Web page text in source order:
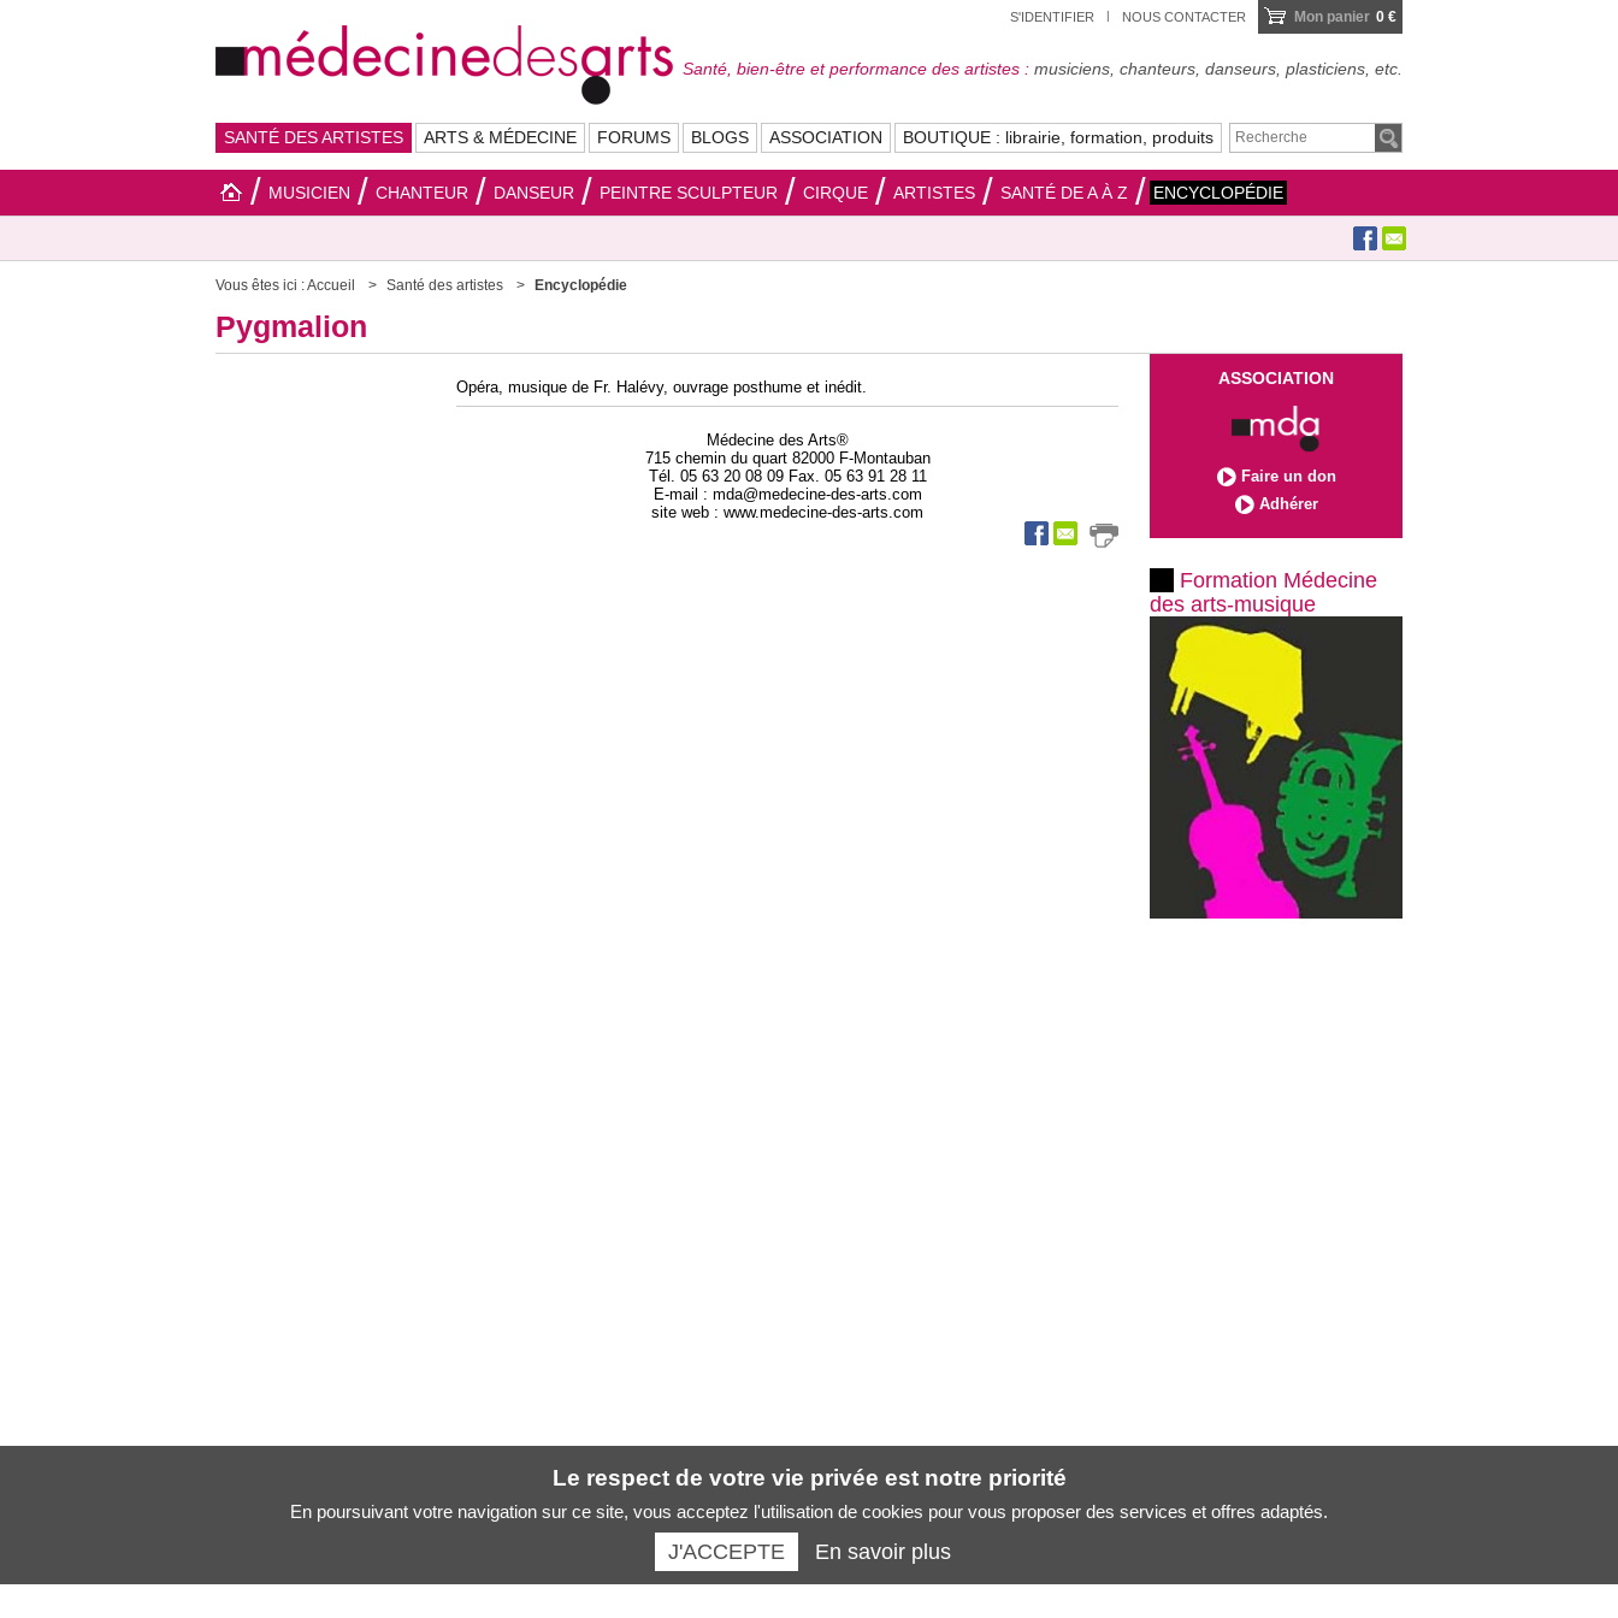
S'IDENTIFIER NOUS CONTACTER Mon panier 0 €
Santé, bien-être et performance des artistes : musiciens, chanteurs, danseurs, plasticiens, etc.
SANTÉ DES ARTISTES ARTS & MÉDECINE FORUMS BLOGS ASSOCIATION BOUTIQUE : librairie, formation, produits
MUSICIEN CHANTEUR DANSEUR PEINTRE SCULPTEUR CIRQUE ARTISTES SANTÉ DE A À Z ENCYCLOPÉDIE
Vous êtes ici :Accueil Santé des artistes Encyclopédie
Pygmalion
Opéra, musique de Fr. Halévy, ouvrage posthume et inédit.
Médecine des Arts®
715 chemin du quart 82000 F-Montauban
Tél. 05 63 20 08 09 Fax. 05 63 91 28 11
E-mail : mda@medecine-des-arts.com
site web : www.medecine-des-arts.com
ASSOCIATION
Faire un don
Adhérer
Formation Médecine
des arts-musique
Le respect de votre vie privée est notre priorité
En poursuivant votre navigation sur ce site, vous acceptez l'utilisation de cookies pour vous proposer des services et offres adaptés.
J'ACCEPTE En savoir plus